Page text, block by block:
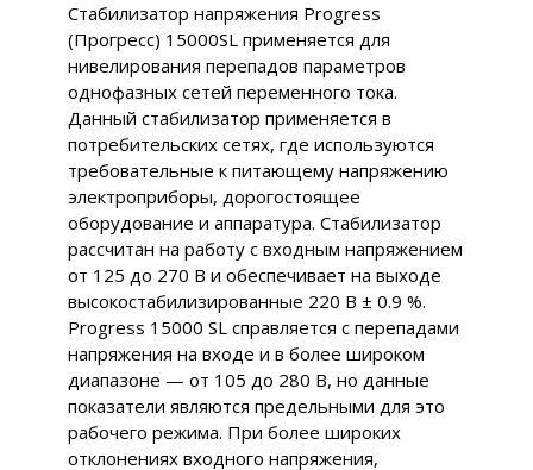
Стабилизатор напряжения Progress
(Прогресс) 15000SL применяется для
нивелирования перепадов параметров
однофазных сетей переменного тока.
Данный стабилизатор применяется в
потребительских сетях, где используются
требовательные к питающему напряжению
электроприборы, дорогостоящее
оборудование и аппаратура. Стабилизатор
рассчитан на работу с входным напряжением
от 125 до 270 В и обеспечивает на выходе
высокостабилизированные 220 В ± 0.9 %.
Progress 15000 SL справляется с перепадами
напряжения на входе и в более широком
диапазоне — от 105 до 280 В, но данные
показатели являются предельными для это
рабочего режима. При более широких
отклонениях входного напряжения,